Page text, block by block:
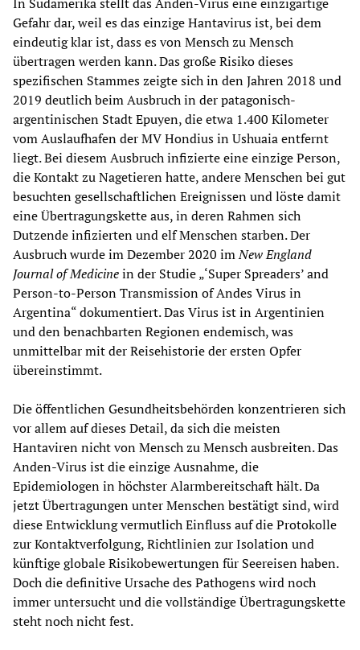
In Südamerika stellt das Anden-Virus eine einzigartige
Gefahr dar, weil es das einzige Hantavirus ist, bei dem
eindeutig klar ist, dass es von Mensch zu Mensch
übertragen werden kann. Das große Risiko dieses
spezifischen Stammes zeigte sich in den Jahren 2018 und
2019 deutlich beim Ausbruch in der patagonisch-
argentinischen Stadt Epuyen, die etwa 1.400 Kilometer
vom Auslaufhafen der MV Hondius in Ushuaia entfernt
liegt. Bei diesem Ausbruch infizierte eine einzige Person,
die Kontakt zu Nagetieren hatte, andere Menschen bei gut
besuchten gesellschaftlichen Ereignissen und löste damit
eine Übertragungskette aus, in deren Rahmen sich
Dutzende infizierten und elf Menschen starben. Der
Ausbruch wurde im Dezember 2020 imNew England
Journal of Medicinein der Studie „‘Super Spreaders’ and
Person-to-Person Transmission of Andes Virus in
Argentina“ dokumentiert. Das Virus ist in Argentinien
und den benachbarten Regionen endemisch, was
unmittelbar mit der Reisehistorie der ersten Opfer
übereinstimmt.
Die öffentlichen Gesundheitsbehörden konzentrieren sich
vor allem auf dieses Detail, da sich die meisten
Hantaviren nicht von Mensch zu Mensch ausbreiten. Das
Anden-Virus ist die einzige Ausnahme, die
Epidemiologen in höchster Alarmbereitschaft hält. Da
jetzt Übertragungen unter Menschen bestätigt sind, wird
diese Entwicklung vermutlich Einfluss auf die Protokolle
zur Kontaktverfolgung, Richtlinien zur Isolation und
künftige globale Risikobewertungen für Seereisen haben.
Doch die definitive Ursache des Pathogens wird noch
immer untersucht und die vollständige Übertragungskette
steht noch nicht fest.